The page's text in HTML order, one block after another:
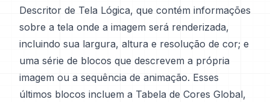
Descritor de Tela Lógica, que contém informações
sobre a tela onde a imagem será renderizada,
incluindo sua largura, altura e resolução de cor; e
uma série de blocos que descrevem a própria
imagem ou a sequência de animação. Esses
últimos blocos incluem a Tabela de Cores Global,